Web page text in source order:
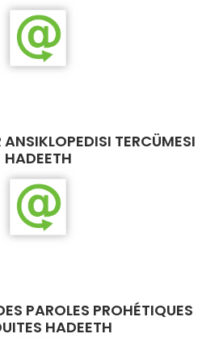
ANSIKLOPEDISI TERCÜMESI
HADEETH
PAROLES PROHÉTIQUES
HADEETH